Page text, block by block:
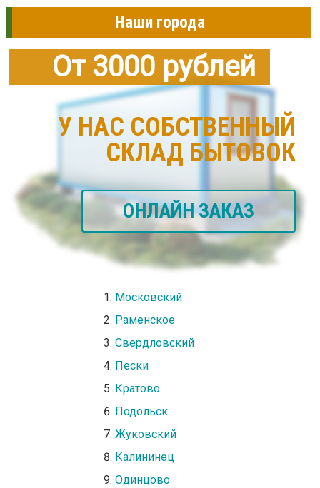
Наши города
От 3000 рублей
У НАС СОБСТВЕННЫЙ
СКЛАД БЫТОВОК
ОНЛАЙН ЗАКАЗ
Московский
Раменское
Свердловский
Пески
Кратово
Подольск
Жуковский
Калининец
Одинцово